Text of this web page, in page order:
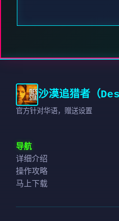
沙漠追猎者（
官方针对华语，赠送设置
导航
详细介绍
操作攻略
马上下载